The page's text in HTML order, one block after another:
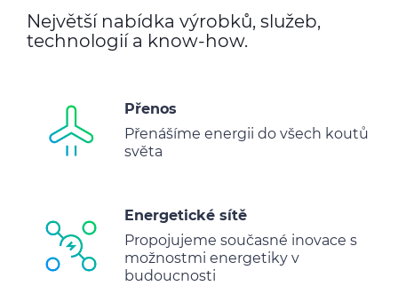
Největší nabídka výrobků, služeb,
technologií a know-how.
Přenos
Přenášíme energii do všech koutů
světa
Energetické sítě
Propojujeme současné inovace s
možnostmi energetiky v
budoucnosti